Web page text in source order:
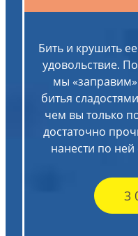
Бить и крушить
удовольствие.
мы
битья
чем вы только
достаточно
нанести по
3